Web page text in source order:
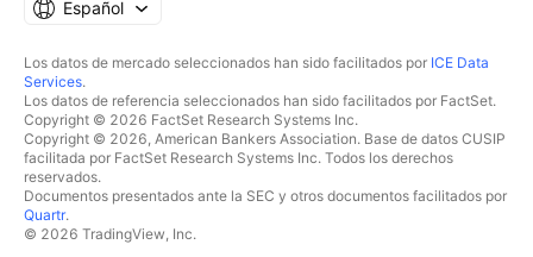
Español
Los datos de mercado seleccionados han sido facilitados por ICE Data
Services.
Los datos de referencia seleccionados han sido facilitados por FactSet.
Copyright © 2026 FactSet Research Systems Inc.
Copyright © 2026, American Bankers Association. Base de datos CUSIP
facilitada por FactSet Research Systems Inc. Todos los derechos
reservados.
Documentos presentados ante la SEC y otros documentos facilitados por
Quartr.
© 2026 TradingView, Inc.